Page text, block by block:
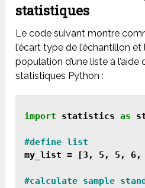
statistiques
Le code suivant montre
l’écart type de l’échantillon
population d’une liste à
statistiques Python :
import statistics as
my_list = [3, 5, 5, 6,
#calculate sample